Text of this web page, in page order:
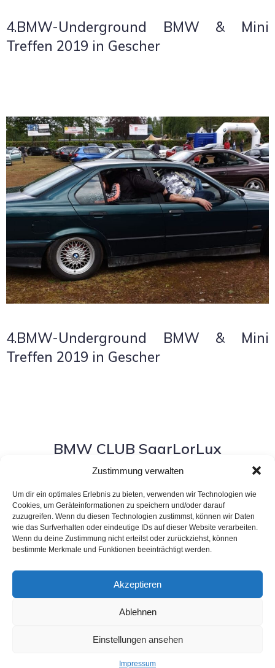
Zustimmung verwalten
Um dir ein optimales Erlebnis zu bieten, verwenden wir Technologien wie
Cookies, um Geräteinformationen zu speichern und/oder darauf
zuzugreifen. Wenn du diesen Technologien zustimmst, können wir Daten
wie das Surfverhalten oder eindeutige IDs auf dieser Website verarbeiten.
Wenn du deine Zustimmung nicht erteilst oder zurückziehst, können
bestimmte Merkmale und Funktionen beeinträchtigt werden.
Akzeptieren
Ablehnen
Einstellungen ansehen
Impressum
4.BMW-Underground BMW & Mini
Treffen 2019 in Gescher
4.BMW-Underground BMW & Mini
Treffen 2019 in Gescher
BMW CLUB SaarLorLux
Satzung
Impressum
WordPress andKubio